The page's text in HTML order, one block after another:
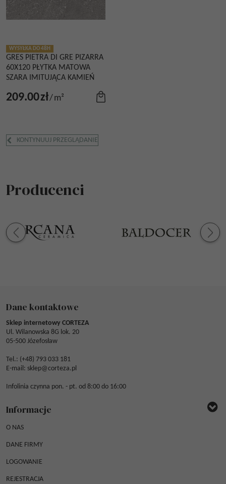
WYSYŁKA DO 48H
GRES PIETRA DI GRE PIZARRA
60X120 PŁYTKA MATOWA
SZARA IMITUJĄCA KAMIEŃ
209.00zł/ m²
KONTYNUUJ PRZEGLĄDANIE
Producenci
Dane kontaktowe
Sklep internetowy CORTEZA
Ul. Wilanowska 8G lok. 20
05-500 Józefosław
Tel.: (+48) 793 033 181
E-mail: sklep@corteza.pl
Infolinia czynna pon. - pt. od 8:00 do 16:00
Informacje
O NAS
DANE FIRMY
LOGOWANIE
REJESTRACJA